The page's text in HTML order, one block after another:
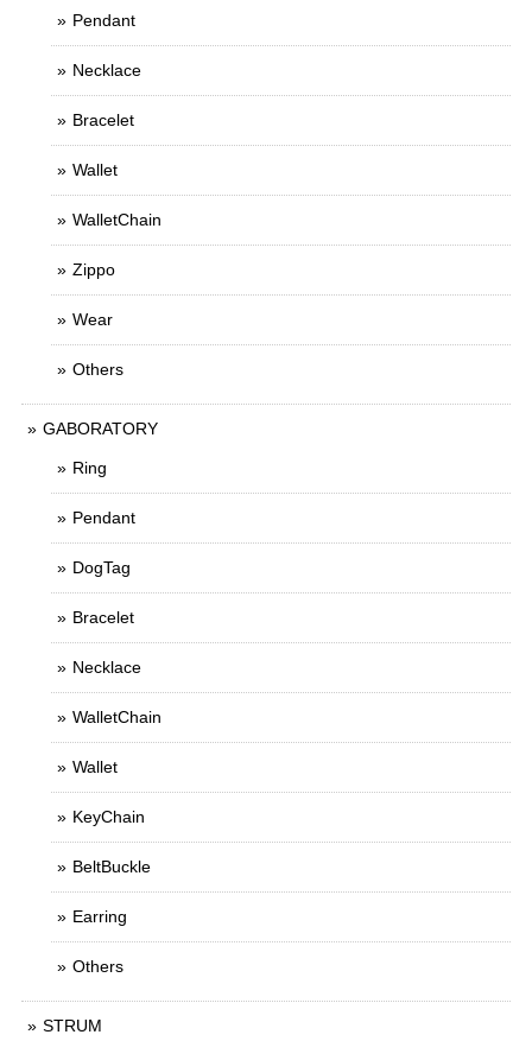
Pendant
Necklace
Bracelet
Wallet
WalletChain
Zippo
Wear
Others
GABORATORY
Ring
Pendant
DogTag
Bracelet
Necklace
WalletChain
Wallet
KeyChain
BeltBuckle
Earring
Others
STRUM